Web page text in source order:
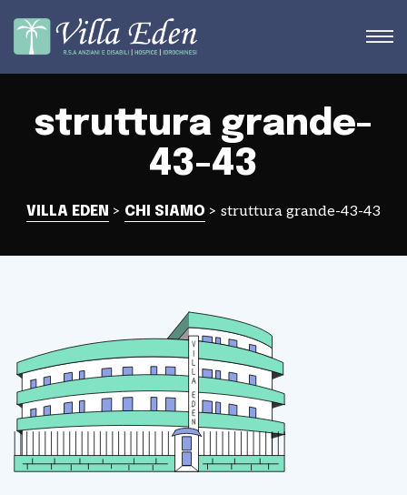
struttura grande-
43-43
VILLA EDEN > CHI SIAMO > struttura grande-43-43